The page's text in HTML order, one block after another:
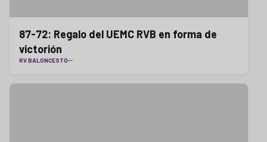
87-72: Regalo del UEMC RVB en forma de
victorión
RV BALONCESTO